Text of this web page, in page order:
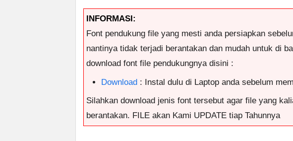
INFORMASI:
Font pendukung file yang mesti anda persiapkan
nantinya tidak terjadi berantakan dan mudah untuk di
download font file pendukungnya disini :
Download : Instal dulu di Laptop anda sebelum
Silahkan download jenis font tersebut agar file yang
berantakan. FILE akan Kami UPDATE tiap Tahunnya